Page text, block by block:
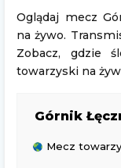
Oglądaj mecz
na żywo.
Zobacz, gdzie
towarzyski na
Górnik
Mecz